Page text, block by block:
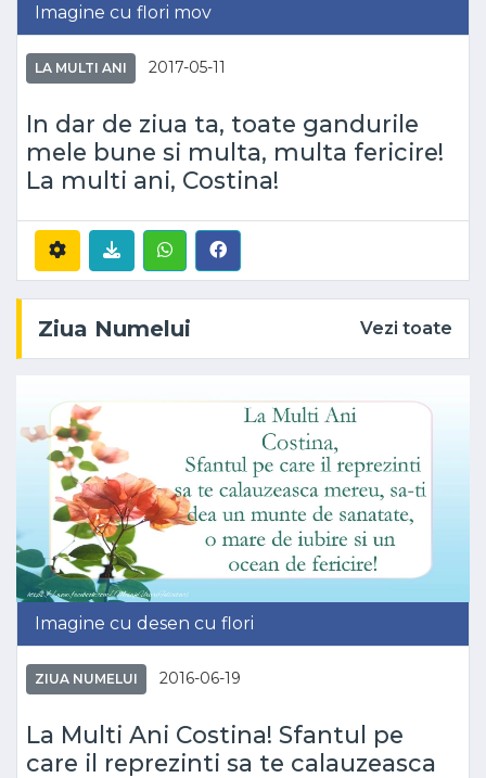
Imagine cu flori mov
LA MULTI ANI 2017-05-11
In dar de ziua ta, toate gandurile
mele bune si multa, multa fericire!
La multi ani, Costina!
Ziua Numelui Vezi toate
Imagine cu desen cu flori
ZIUA NUMELUI 2016-06-19
La Multi Ani Costina! Sfantul pe
care il reprezinti sa te calauzeasca